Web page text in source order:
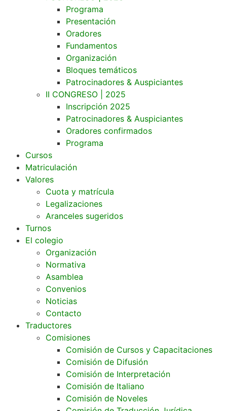
Programa
Presentación
Oradores
Fundamentos
Organización
Bloques temáticos
Patrocinadores & Auspiciantes
II CONGRESO | 2025
Inscripción 2025
Patrocinadores & Auspiciantes
Oradores confirmados
Programa
Cursos
Matriculación
Valores
Cuota y matrícula
Legalizaciones
Aranceles sugeridos
Turnos
El colegio
Organización
Normativa
Asamblea
Convenios
Noticias
Contacto
Traductores
Comisiones
Comisión de Cursos y Capacitaciones
Comisión de Difusión
Comisión de Interpretación
Comisión de Italiano
Comisión de Noveles